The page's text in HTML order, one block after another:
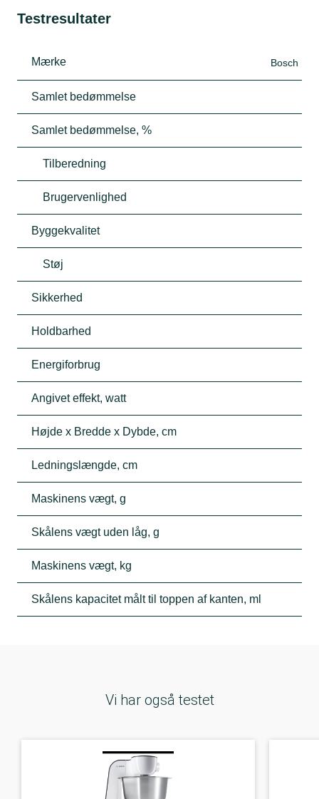
Testresultater
Mærke Bosch
Samlet bedømmelse
Samlet bedømmelse, %
Tilberedning
Brugervenlighed
Byggekvalitet
Støj
Sikkerhed
Holdbarhed
Energiforbrug
Angivet effekt, watt
Højde x Bredde x Dybde, cm
Ledningslængde, cm
Maskinens vægt, g
Skålens vægt uden låg, g
Maskinens vægt, kg
Skålens kapacitet målt til toppen af kanten, ml
Vi har også testet